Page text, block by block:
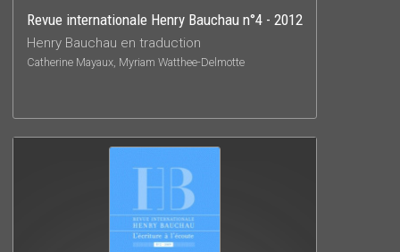
Revue internationale Henry Bauchau n°4 - 2012
Henry Bauchau en traduction
Catherine Mayaux, Myriam Watthee-Delmotte